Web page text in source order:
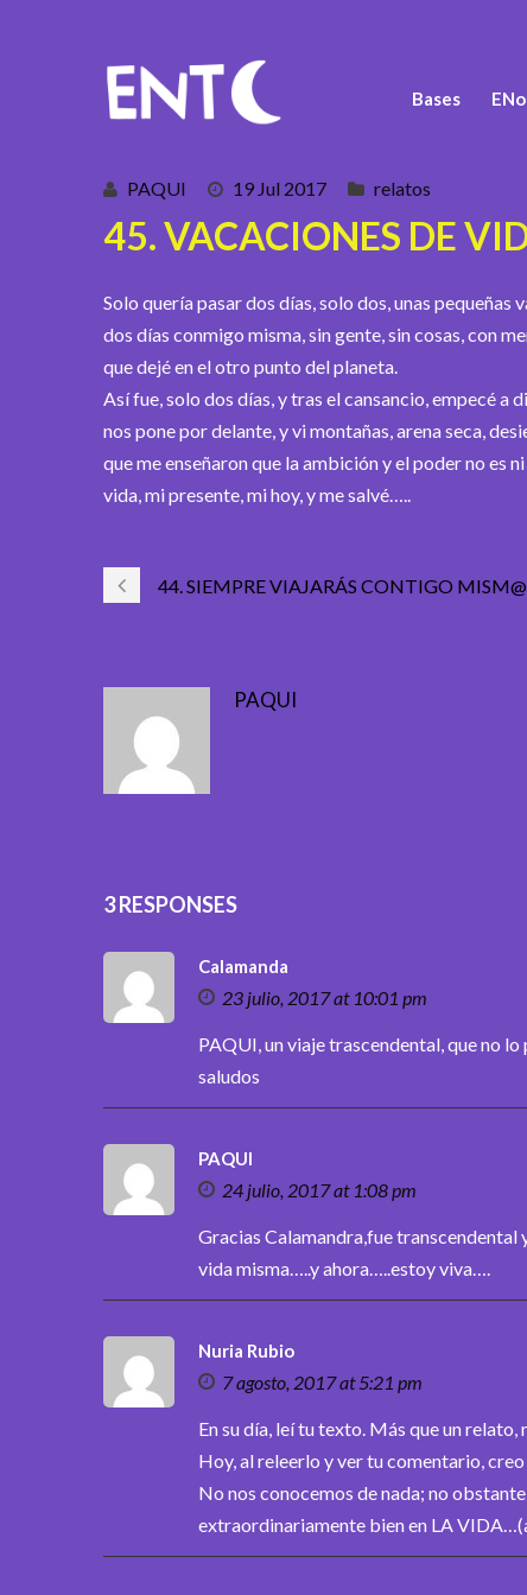
Bases
PAQUI 19 Jul 2017 relatos
45. VACACIONES DE
Solo quería pasar dos días, solo dos, unas
dos días conmigo misma, sin gente, sin cosas, con
que dejé en el otro punto del planeta.
Así fue, solo dos días, y tras el cansancio, empecé
nos pone por delante, y vi montañas, arena seca,
que me enseñaron que la ambición y el poder no es
vida, mi presente, mi hoy, y me salvé…..
44. SIEMPRE VIAJARÁS CONTIGO
PAQUI
3 RESPONSES
Calamanda
23 julio, 2017 at 10:01 pm
PAQUI, un viaje trascendental, que no
saludos
PAQUI
24 julio, 2017 at 1:08 pm
Gracias Calamandra,fue transcendental
vida misma…..y ahora…..estoy viva….
Nuria Rubio
7 agosto, 2017 at 5:21 pm
En su día, leí tu texto. Más que un
Hoy, al releerlo y ver tu comentario,
No nos conocemos de nada; no
extraordinariamente bien en LA